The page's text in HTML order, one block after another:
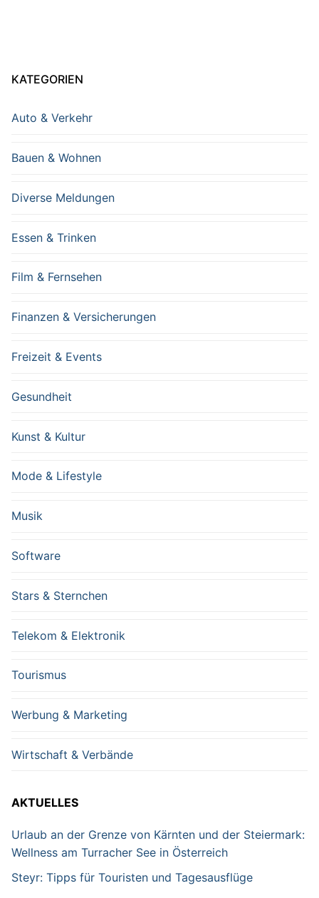
KATEGORIEN
Auto & Verkehr
Bauen & Wohnen
Diverse Meldungen
Essen & Trinken
Film & Fernsehen
Finanzen & Versicherungen
Freizeit & Events
Gesundheit
Kunst & Kultur
Mode & Lifestyle
Musik
Software
Stars & Sternchen
Telekom & Elektronik
Tourismus
Werbung & Marketing
Wirtschaft & Verbände
AKTUELLES
Urlaub an der Grenze von Kärnten und der Steiermark:
Wellness am Turracher See in Österreich
Steyr: Tipps für Touristen und Tagesausflüge